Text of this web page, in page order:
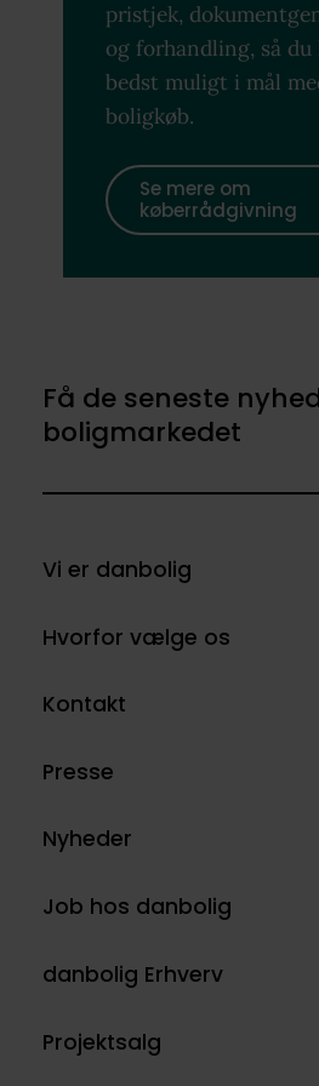
pristjek,
og forhandling, så du
bedst muligt i mål
boligkøb.
Se mere om
køberrådgivning
Få de seneste
boligmarkedet
Vi er danbolig
Hvorfor vælge os
Kontakt
Presse
Nyheder
Job hos danbolig
danbolig Erhverv
Projektsalg